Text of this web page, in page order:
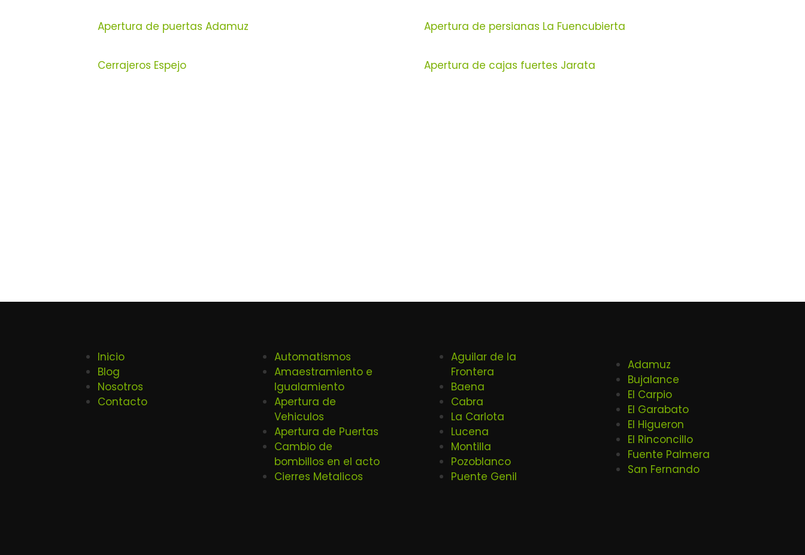
Apertura de puertas Adamuz Apertura de persianas La Fuencubierta
Cerrajeros Espejo Apertura de cajas fuertes Jarata
Inicio
Blog
Nosotros
Contacto
Automatismos
Amaestramiento e
Igualamiento
Apertura de
Vehiculos
Apertura de Puertas
Cambio de
bombillos en el acto
Cierres Metalicos
Aguilar de la
Frontera
Baena
Cabra
La Carlota
Lucena
Montilla
Pozoblanco
Puente Genil
Adamuz
Bujalance
El Carpio
El Garabato
El Higueron
El Rinconcillo
Fuente Palmera
San Fernando